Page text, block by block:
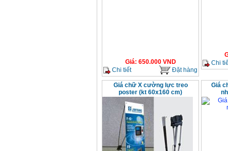
Giá: 650.000VND
Chi tiết
Đặt hàng
Chi
Giá chữ X cường lực treo
poster (kt 60x160 cm)
Giá